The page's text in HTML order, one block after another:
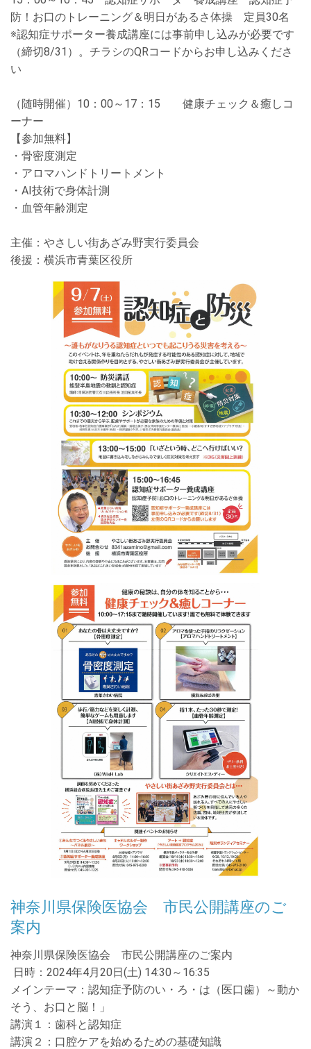
防！お口のトレーニング＆明日があるさ体操 定員30名
※認知症サポーター養成講座には事前申し込みが必要です
（締切8/31 ）。チラシのQRコードからお申し込みくださ
い
（随時開催）10 ： 00 ～ 17 ： 15 健康チェック＆癒しコ
ーナー
【参加無料】
・骨密度測定
・アロマハンドトリートメント
・AI技術で身体計測
・血管年齢測定
主催：やさしい街あざみ野実行委員会
後援：横浜市青葉区役所
神奈川県保険医協会 市民公開講座のご
案内
神奈川県保険医協会 市民公開講座のご案内
日時： 2024年4月20日(土) 14:30 ～ 16:35
メインテーマ：認知症予防のい・ろ・は（医口歯）～動か
そう、お口と脳！」
講演１：歯科と認知症
講演２：口腔ケアを始めるための基礎知識